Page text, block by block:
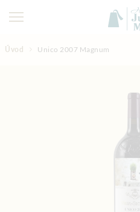
Úvod Unico 2007 Magnum